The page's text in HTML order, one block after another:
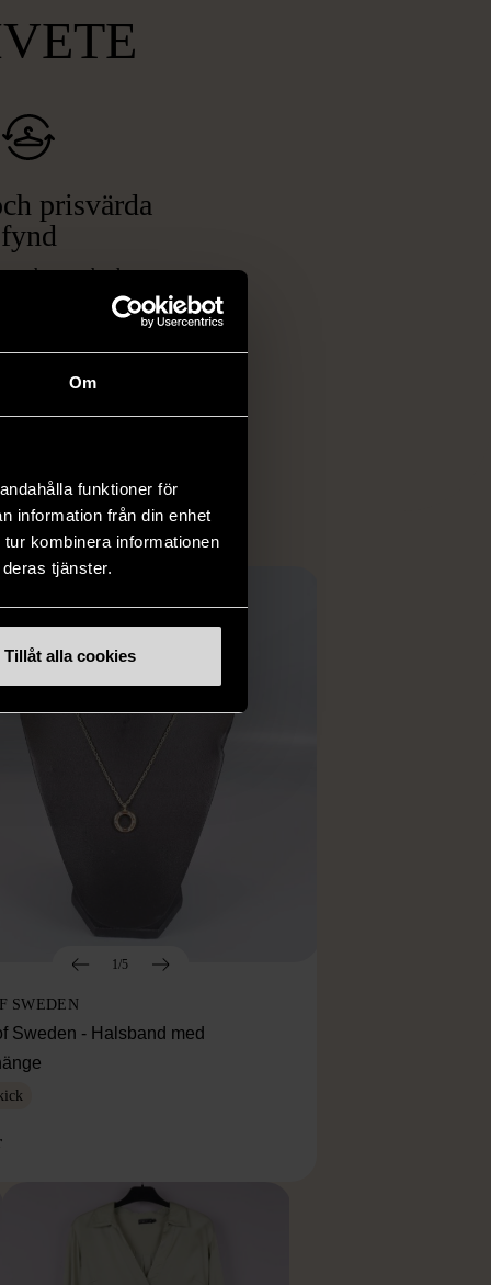
Om
funktioner för
information från din enhet
kombinera informationen
tjänster.
Tillåt alla cookies
prisvärda
fynd
ett brett utbud av
kläder och möbler
elektronik i våra
föremål som
vanliga butiker.
1/5
SWEDEN
Sweden - Halsband med